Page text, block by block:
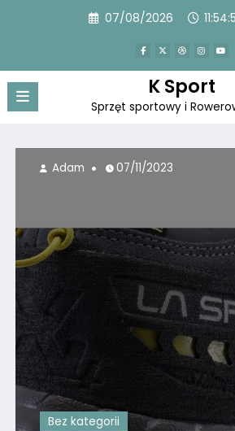
07/08/2026
K Sport
Sprzęt sportowy i
Bez kategorii
Adam 07/11/2023